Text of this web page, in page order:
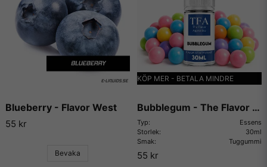
Blueberry - Flavor West
55 kr
Bevaka
KÖP MER - BETALA MINDRE
Bubblegum - The Flavor Apprentice
Typ:
Essens
Storlek:
30ml
Smak:
Tuggummi
55 kr
Vill du ha tips på blandningar och recept som du kan
använda dessa aromer till, så finns det en hel uppsjö av
hemsidor som enbart har dedikerat sig till att låta användare
lägga ut sina egna e-juice recept. Vi väljer dock att inte länka
vidare till några sådana recept då vi inte vill rekommendera
något recept på en e-juice vi själva inte har kunnat testa.